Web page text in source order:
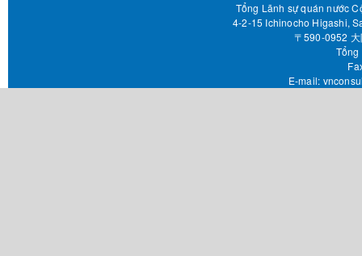
Tổng Lãnh sự quán nước
4-2-15 Ichinocho Higashi,
〒590-0952
E-mail: